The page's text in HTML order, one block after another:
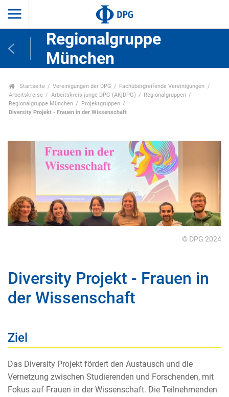
Regionalgruppe
München
Startseite Vereinigungen der DPG
Fachübergreifende Vereinigungen
Arbeitskreise
Arbeitskreis junge DPG (AKjDPG)
Regionalgruppen
Regionalgruppe München
Projektgruppen
Diversity Projekt - Frauen in der Wissenschaft
© DPG 2024
Diversity Projekt - Frauen in
der Wissenschaft
Ziel
Das Diversity Projekt fördert den Austausch und die
Vernetzung zwischen Studierenden und Forschenden, mit
Fokus auf Frauen in der Wissenschaft. Die Teilnehmenden